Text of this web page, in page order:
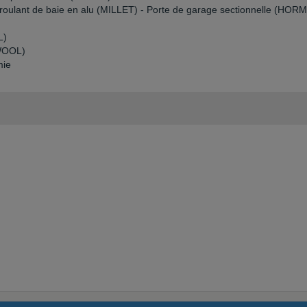
de baie en alu (MILLET) - Porte de garage sectionnelle